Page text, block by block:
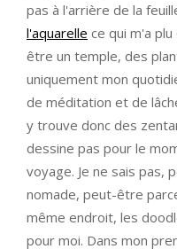
pas à l'arrière de la
l'aquarelle ce qui m'a
être un temple, des
uniquement mon
de méditation et de
y trouve donc des
dessine pas pour le
voyage. Je ne sais pas,
nomade, peut-être
même endroit, les
pour moi. Dans mon